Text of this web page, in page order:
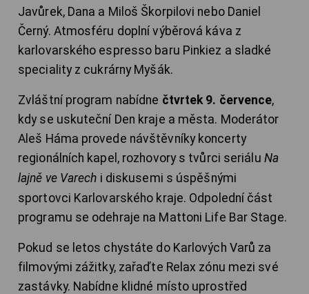
Javůrek, Dana a Miloš Škorpilovi nebo Daniel
Černý. Atmosféru doplní výběrová káva z
karlovarského espresso baru Pinkiez a sladké
speciality z cukrárny Myšák.
Zvláštní program nabídne čtvrtek 9. července,
kdy se uskuteční Den kraje a města. Moderátor
Aleš Háma provede návštěvníky koncerty
regionálních kapel, rozhovory s tvůrci seriálu Na
lajně ve Varech i diskusemi s úspěšnými
sportovci Karlovarského kraje. Odpolední část
programu se odehraje na Mattoni Life Bar Stage.
Pokud se letos chystáte do Karlových Varů za
filmovými zážitky, zařaďte Relax zónu mezi své
zastávky. Nabídne klidné místo uprostřed